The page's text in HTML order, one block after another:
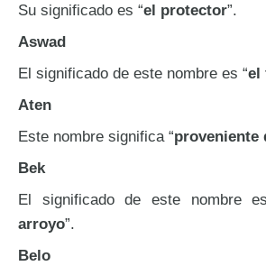
Su significado es “el protector”.
Aswad
El significado de este nombre es “el
Aten
Este nombre significa “proveniente
Bek
El significado de este nombre
arroyo”.
Belo